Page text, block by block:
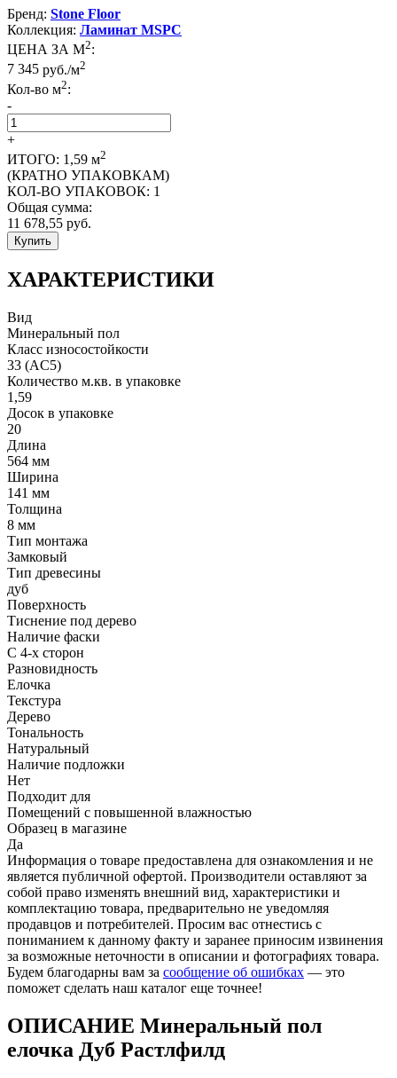
Бренд: Stone Floor
Коллекция: Ламинат MSPC
ЦЕНА ЗА М2:
7 345 руб./м2
Кол-во м2:
-
+
ИТОГО: 1,59 м2
(КРАТНО УПАКОВКАМ)
КОЛ-ВО УПАКОВОК: 1
Общая сумма:
11 678,55 руб.
Купить
ХАРАКТЕРИСТИКИ
Вид
Минеральный пол
Класс износостойкости
33 (AC5)
Количество м.кв. в упаковке
1,59
Досок в упаковке
20
Длина
564 мм
Ширина
141 мм
Толщина
8 мм
Тип монтажа
Замковый
Тип древесины
дуб
Поверхность
Тиснение под дерево
Наличие фаски
С 4-х сторон
Разновидность
Елочка
Текстура
Дерево
Тональность
Натуральный
Наличие подложки
Нет
Подходит для
Помещений с повышенной влажностью
Образец в магазине
Да
Информация о товаре предоставлена для ознакомления и не
является публичной офертой. Производители оставляют за
собой право изменять внешний вид, характеристики и
комплектацию товара, предварительно не уведомляя
продавцов и потребителей. Просим вас отнестись с
пониманием к данному факту и заранее приносим извинения
за возможные неточности в описании и фотографиях товара.
Будем благодарны вам за сообщение об ошибках — это
поможет сделать наш каталог еще точнее!
ОПИСАНИЕ Минеральный пол
елочка Дуб Растлфилд